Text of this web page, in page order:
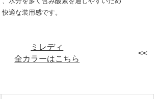
適な装用感です。
ミレディ
全カラーはこちら